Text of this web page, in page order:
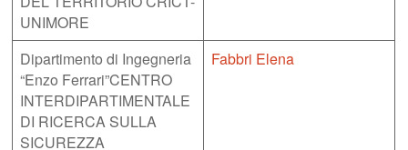
UNIMORE
Dipartimento di Ingegneria
“Enzo Ferrari”CENTRO
INTERDIPARTIMENTALE
DI RICERCA SULLA
SICUREZZA
Fabbri Elena